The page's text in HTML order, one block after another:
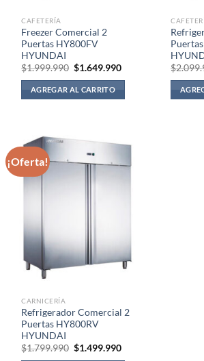
CAFETERÍA
Freezer Comercial 2
Puertas HY800FV
HYUNDAI
$1.999.990 El
original
era:
$1.999.990.
$1.649.990El
$1.649.990.
AGREGAR AL CARRITO
$
¡Oferta!
CARNICERÍA
Refrigerador Comercial 2
Puertas HY800RV
HYUNDAI
$1.799.990 El
$1.499.990El